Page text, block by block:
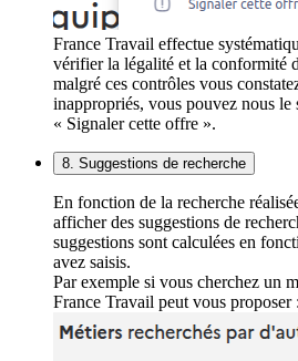
France Travail effectue
vérifier la légalité et la conformité
malgré ces contrôles vous
inappropriés, vous pouvez nous le
« Signaler cette offre ».
8. Suggestions de recherche
En fonction de la recherche
afficher des suggestions de
suggestions sont calculées en
avez saisis.
Par exemple si vous cherchez un
France Travail peut vous proposer :